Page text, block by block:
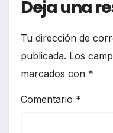
Deja una
Tu dirección de
publicada. Los
marcados con *
Comentario *